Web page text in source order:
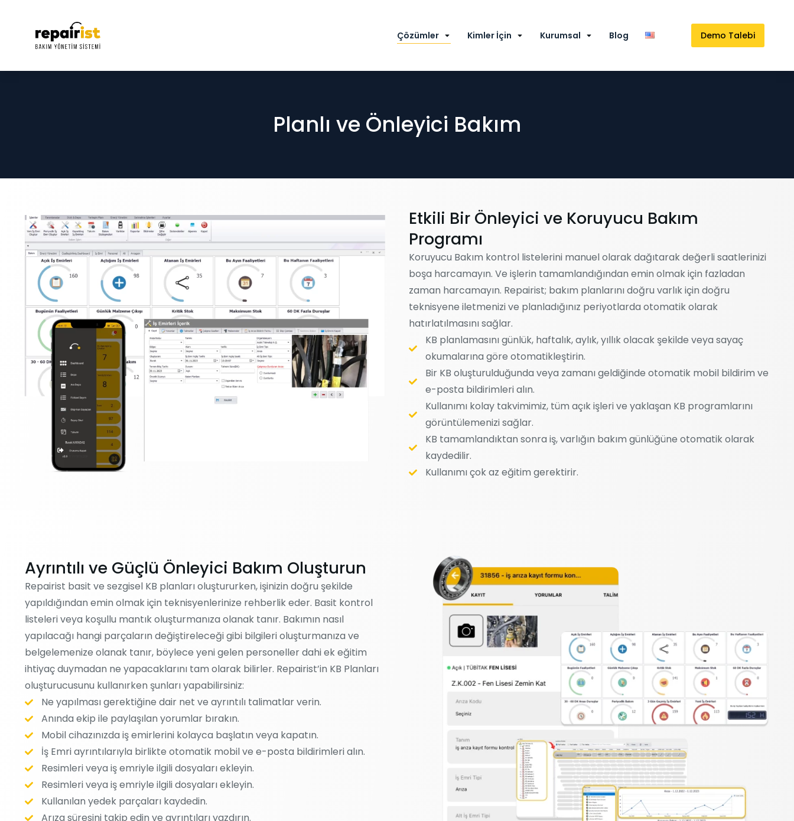
Çözümler Kimler İçin Kurumsal Blog Demo Talebi
Planlı ve Önleyici Bakım
Etkili Bir Önleyici ve Koruyucu Bakım
Programı
Koruyucu Bakım kontrol listelerini manuel olarak dağıtarak değerli saatlerinizi
boşa harcamayın. Ve işlerin tamamlandığından emin olmak için fazladan
zaman harcamayın. Repairist; bakım planlarını doğru varlık için doğru
teknisyene iletmenizi ve planladığınız periyotlarda otomatik olarak
hatırlatılmasını sağlar.
KB planlamasını günlük, haftalık, aylık, yıllık olacak şekilde veya sayaç
okumalarına göre otomatikleştirin.
Bir KB oluşturulduğunda veya zamanı geldiğinde otomatik mobil bildirim ve
e-posta bildirimleri alın.
Kullanımı kolay takvimimiz, tüm açık işleri ve yaklaşan KB programlarını
görüntülemenizi sağlar.
KB tamamlandıktan sonra iş, varlığın bakım günlüğüne otomatik olarak
kaydedilir.
Kullanımı çok az eğitim gerektirir.
Ayrıntılı ve Güçlü Önleyici Bakım Oluşturun
Repairist basit ve sezgisel KB planları oluştururken, işinizin doğru şekilde
yapıldığından emin olmak için teknisyenlerinize rehberlik eder. Basit kontrol
listeleri veya koşullu mantık oluşturmanıza olanak tanır. Bakımın nasıl
yapılacağı hangi parçaların değiştireleceği gibi bilgileri oluşturmanıza ve
belgelemenize olanak tanır, böylece yeni gelen personeller dahi ek eğitim
ihtiyaç duymadan ne yapacaklarını tam olarak bilirler. Repairist’in KB Planları
oluşturucusunu kullanırken şunları yapabilirsiniz:
Ne yapılması gerektiğine dair net ve ayrıntılı talimatlar verin.
Anında ekip ile paylaşılan yorumlar bırakın.
Mobil cihazınızda iş emirlerini kolayca başlatın veya kapatın.
İş Emri ayrıntılarıyla birlikte otomatik mobil ve e-posta bildirimleri alın.
Resimleri veya iş emriyle ilgili dosyaları ekleyin.
Resimleri veya iş emriyle ilgili dosyaları ekleyin.
Kullanılan yedek parçaları kaydedin.
Arıza süresini takip edin ve ayrıntıları yazdırın.